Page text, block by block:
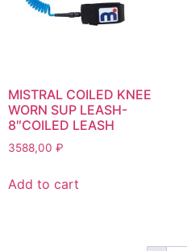
MISTRAL COILED KNEE
WORN SUP LEASH-
8″COILED LEASH
3588,00 ₽
Add to cart